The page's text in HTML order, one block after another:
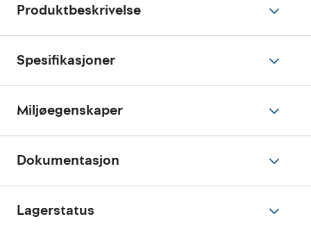
Produktbeskrivelse
Spesifikasjoner
Miljøegenskaper
Dokumentasjon
Lagerstatus